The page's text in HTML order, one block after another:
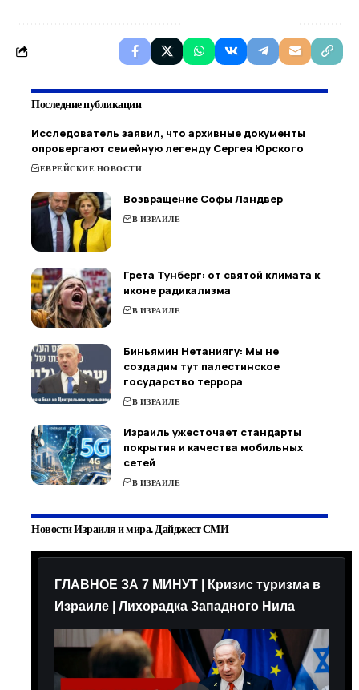
Последние публикации
Исследователь заявил, что архивные документы
опровергают семейную легенду Сергея Юрского
ЕВРЕЙСКИЕ НОВОСТИ
Возвращение Софы Ландвер
В ИЗРАИЛЕ
Грета Тунберг: от святой климата к
иконе радикализма
В ИЗРАИЛЕ
Биньямин Нетаниягу: Мы не
создадим тут палестинское
государство террора
В ИЗРАИЛЕ
Израиль ужесточает стандарты
покрытия и качества мобильных
сетей
В ИЗРАИЛЕ
Новости Израиля и мира. Дайджест СМИ